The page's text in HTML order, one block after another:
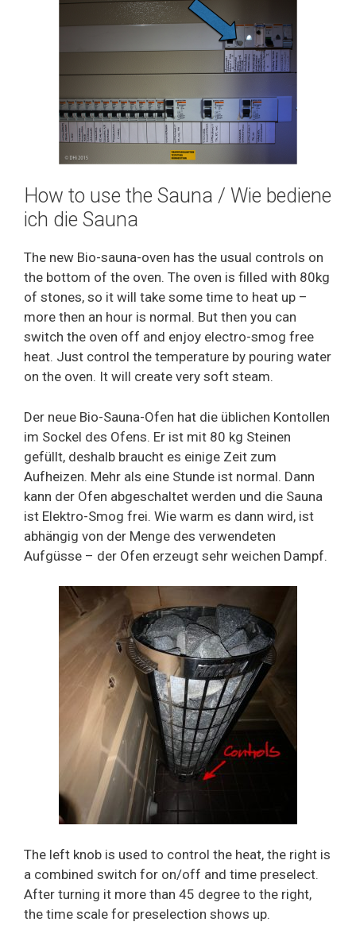
How to use the Sauna / Wie bediene
ich die Sauna
The new Bio-sauna-oven has the usual controls on
the bottom of the oven. The oven is filled with 80kg
of stones, so it will take some time to heat up –
more then an hour is normal. But then you can
switch the oven off and enjoy electro-smog free
heat. Just control the temperature by pouring water
on the oven. It will create very soft steam.
Der neue Bio-Sauna-Ofen hat die üblichen Kontollen
im Sockel des Ofens. Er ist mit 80 kg Steinen
gefüllt, deshalb braucht es einige Zeit zum
Aufheizen. Mehr als eine Stunde ist normal. Dann
kann der Ofen abgeschaltet werden und die Sauna
ist Elektro-Smog frei. Wie warm es dann wird, ist
abhängig von der Menge des verwendeten
Aufgüsse – der Ofen erzeugt sehr weichen Dampf.
The left knob is used to control the heat, the right is
a combined switch for on/off and time preselect.
After turning it more than 45 degree to the right,
the time scale for preselection shows up.